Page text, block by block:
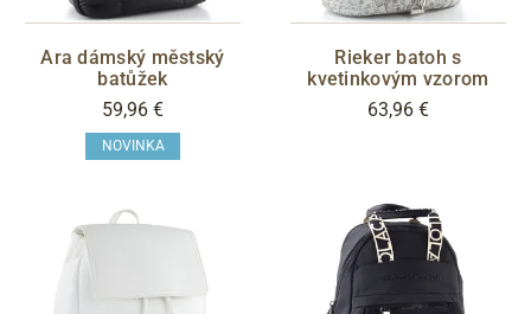
S05 - Liberec
Filtrovať
Ara dámský městský
batůžek
59,96 €
NOVINKA
Rieker batoh s
kvetinkovým vzorom
63,96 €